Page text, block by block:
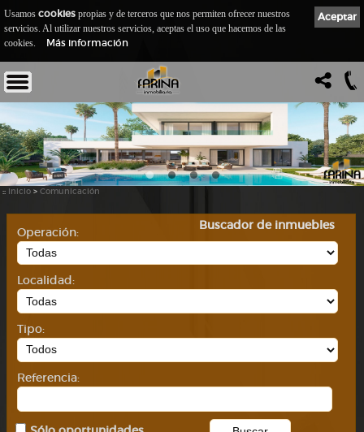
:: Inicio > Comunicación
Buscador de inmuebles
Operación:
Localidad:
Tipo:
Referencia:
Aceptar
Usamos cookies propias y de terceros que nos permiten ofrecer nuestros
servicios. Al utilizar nuestros servicios, aceptas el uso que hacemos de las
cookies.
Más información